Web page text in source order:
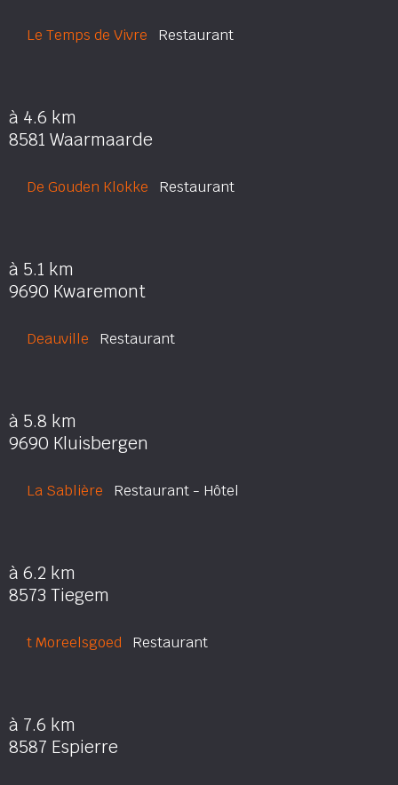
Le Temps de Vivre Restaurant
à 4.6 km
8581 Waarmaarde
De Gouden Klokke Restaurant
à 5.1 km
9690 Kwaremont
Deauville Restaurant
à 5.8 km
9690 Kluisbergen
La Sablière Restaurant - Hôtel
à 6.2 km
8573 Tiegem
t Moreelsgoed Restaurant
à 7.6 km
8587 Espierre